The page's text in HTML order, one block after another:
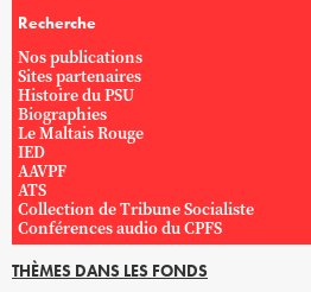
Recherche
Nos publications
Sites partenaires
Histoire du PSU
Biographies
Le Maltais Rouge
IED
AAVPF
ATS
Collection de Tribune Socialiste
Conférences audio du CPFS
THÈMES DANS LES FONDS